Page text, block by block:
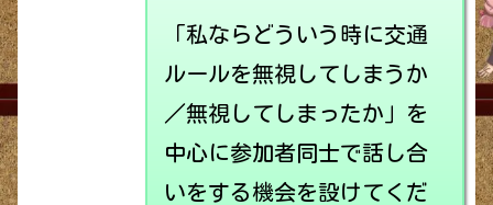
「私ならどういう時に交通
ルールを無視してしまうか
／無視してしまったか」を
中心に参加者同士で話し合
いをする機会を設けてくだ